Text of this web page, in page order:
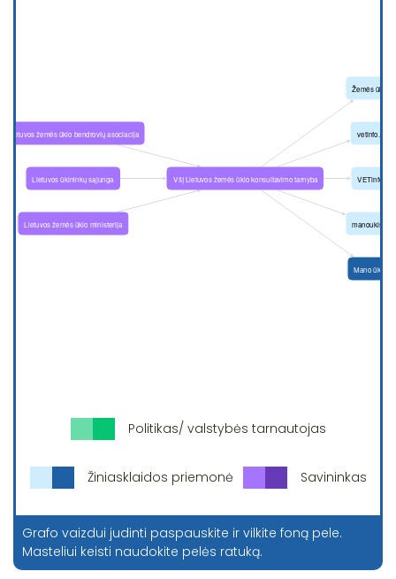
Politikas/ valstybės tarnautojas
Žiniasklaidos priemonė Savininkas
Grafo vaizdui judinti paspauskite ir vilkite foną pele.
Masteliui keisti naudokite pelės ratuką.